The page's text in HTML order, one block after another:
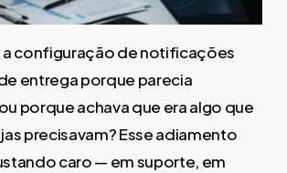
a configuração de notificações
entrega porque parecia
porque achava que era algo que
precisavam? Esse adiamento
caro — em suporte, em